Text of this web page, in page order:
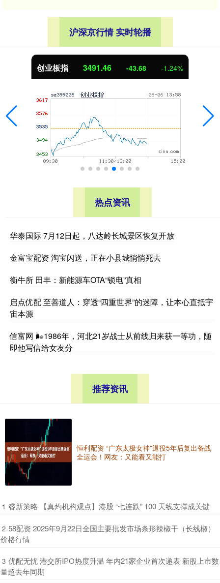
沪深京行情 实时轮播
创业板指 3491.46 -43.68 -1.24%
热点资讯
华泰国际 7月12日起，八达岭长城景区恢复开放
金富宝配资 淘宝闪送，正在小县城悄悄死去
衡牛所 田丰：新能源车OTA“锁电”真相
启点优配 至善道人：穿透“四重世界”的迷障，让本心直抵宇
宙本源
信富网 🌬1986年，河北21岁战士从前线归来获一等功，随
即他写信给女友分
推荐资讯
恒利配资 “广东太极女神”退役5年后复出备战
全运会！网友：又能看又能打
1 ​睿新策略 【真灼机构观点】港股 “七连跌” 100 天线支撑成关键
2 ​58配资 2025年9月22日全国主要批发市场条形辣椒干（长线椒）
价格行情
3 ​优配无忧 港交所IPO热度升温 年内21家企业首次递表 新股上市数
量超去年同期